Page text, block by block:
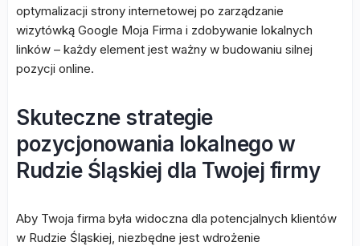
optymalizacji strony internetowej po zarządzanie
wizytówką Google Moja Firma i zdobywanie lokalnych
linków – każdy element jest ważny w budowaniu silnej
pozycji online.
Skuteczne strategie
pozycjonowania lokalnego w
Rudzie Śląskiej dla Twojej firmy
Aby Twoja firma była widoczna dla potencjalnych klientów
w Rudzie Śląskiej, niezbędne jest wdrożenie